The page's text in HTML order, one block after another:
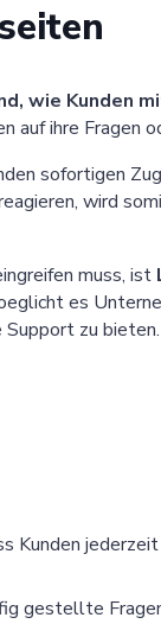
wie Kunden
auf ihre Fragen
sofortigen
wird
muss, ist
es
Support zu bieten.
gestellte